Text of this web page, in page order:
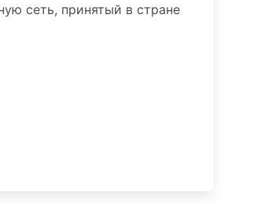
сеть, принятый в стране